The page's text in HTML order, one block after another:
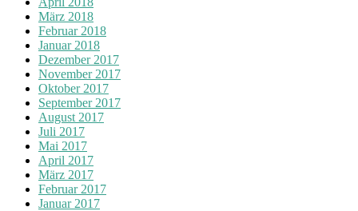
März 2018
Februar 2018
Januar 2018
Dezember 2017
November 2017
Oktober 2017
September 2017
August 2017
Juli 2017
Mai 2017
April 2017
März 2017
Februar 2017
Januar 2017